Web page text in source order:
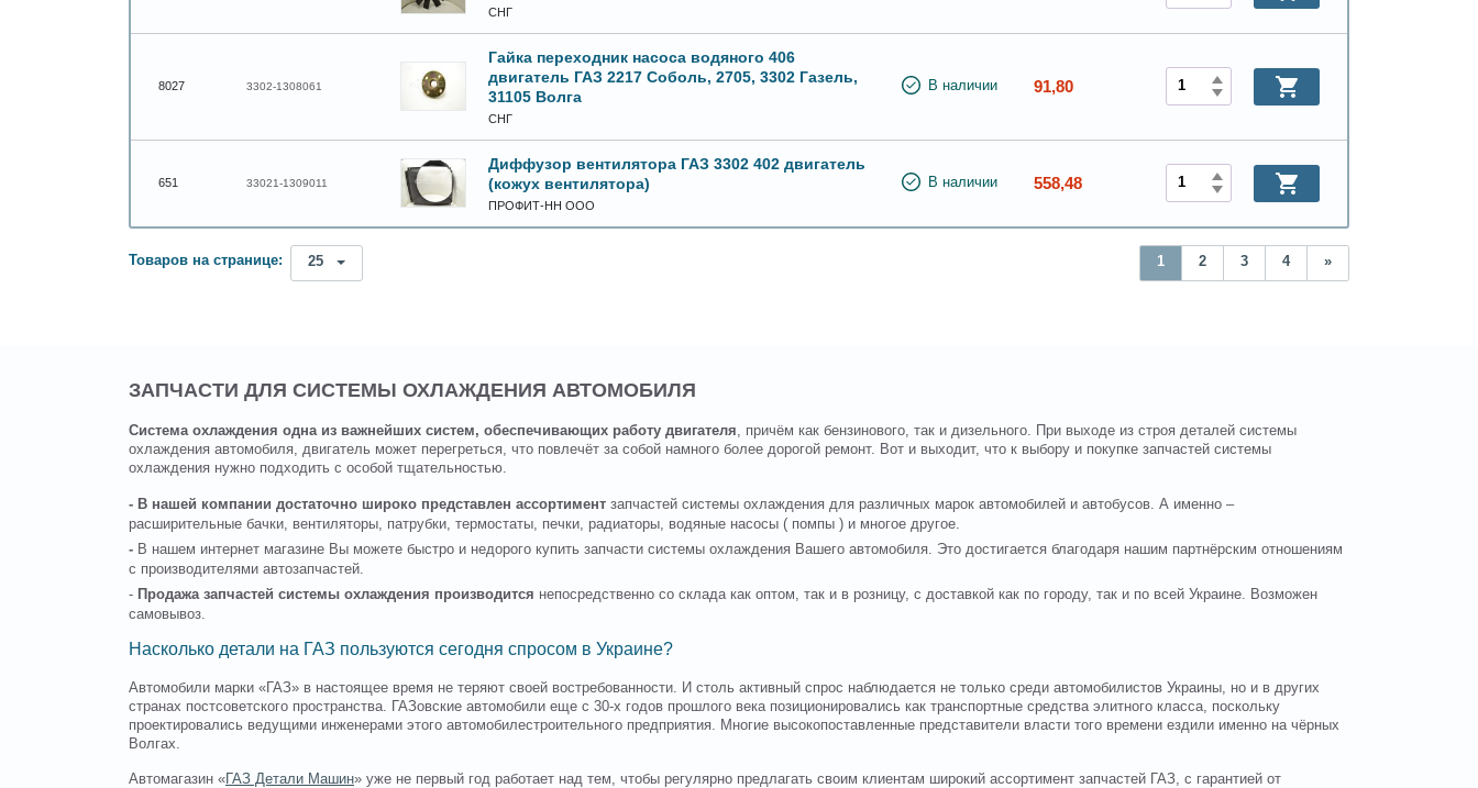
СНГ
8027 3302-1308061
Гайка переходник насоса водяного 406
двигатель ГАЗ 2217 Соболь, 2705, 3302 Газель,
31105 Волга
СНГ
В наличии 91,80
651 33021-1309011
Диффузор вентилятора ГАЗ 3302 402 двигатель
(кожух вентилятора)
ПРОФИТ-НН ООО
В наличии 558,48
Товаров на странице: 25 1 2 3 4 »
ЗАПЧАСТИ ДЛЯ СИСТЕМЫ ОХЛАЖДЕНИЯ АВТОМОБИЛЯ
Система охлаждения одна из важнейших систем, обеспечивающих работу двигателя , причём как бензинового, так и дизельного. При выходе из строя деталей системы
охлаждения автомобиля, двигатель может перегреться, что повлечёт за собой намного более дорогой ремонт. Вот и выходит, что к выбору и покупке запчастей системы
охлаждения нужно подходить с особой тщательностью.
- В нашей компании достаточно широко представлен ассортимент запчастей системы охлаждения для различных марок автомобилей и автобусов. А именно –
расширительные бачки, вентиляторы, патрубки, термостаты, печки, радиаторы, водяные насосы ( помпы ) и многое другое.
- В нашем интернет магазине Вы можете быстро и недорого купить запчасти системы охлаждения Вашего автомобиля. Это достигается благодаря нашим партнёрским отношениям
с производителями автозапчастей.
- Продажа запчастей системы охлаждения производится непосредственно со склада как оптом, так и в розницу, с доставкой как по городу, так и по всей Украине. Возможен
самовывоз.
Насколько детали на ГАЗ пользуются сегодня спросом в Украине?
Автомобили марки «ГАЗ» в настоящее время не теряют своей востребованности. И столь активный спрос наблюдается не только среди автомобилистов Украины, но и в других
странах постсоветского пространства. ГАЗовские автомобили еще с 30-х годов прошлого века позиционировались как транспортные средства элитного класса, поскольку
проектировались ведущими инженерами этого автомобилестроительного предприятия. Многие высокопоставленные представители власти того времени ездили именно на чёрных
Волгах.
Автомагазин «ГАЗ Детали Машин» уже не первый год работает над тем, чтобы регулярно предлагать своим клиентам широкий ассортимент запчастей ГАЗ, с гарантией от